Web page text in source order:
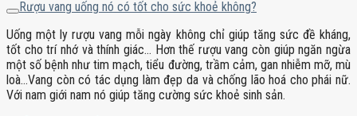
Rượu vang uống nó có tốt cho sức khoẻ không?
Uống một ly rượu vang mỗi ngày không chỉ giúp tăng sức đề kháng,
tốt cho trí nhớ và thính giác… Hơn thế rượu vang còn giúp ngăn ngừa
một số bệnh như tim mạch, tiểu đường, trầm cảm, gan nhiễm mỡ, mù
loà…Vang còn có tác dụng làm đẹp da và chống lão hoá cho phái nữ.
Với nam giới nam nó giúp tăng cường sức khoẻ sinh sản.